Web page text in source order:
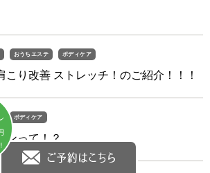
おうちエステ ボディケア
こり改善 ストレッチ！のご紹介！！！
ボディケア
ンって！？